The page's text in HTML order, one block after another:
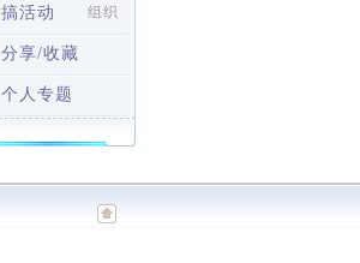
搞活动 组织
分享/收藏
个人专题